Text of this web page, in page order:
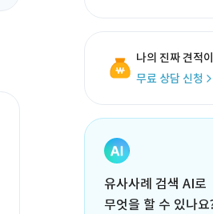
나의 진짜 견적
무료 상담 신청
유사사례 검색 AI로
무엇을 할 수 있나요